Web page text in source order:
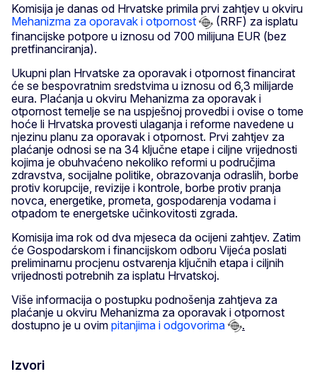
Komisija je danas od Hrvatske primila prvi zahtjev u okviru
Mehanizma za oporavak i otpornost
(RRF) za isplatu
financijske potpore u iznosu od 700 milijuna EUR (bez
pretfinanciranja).
Ukupni plan Hrvatske za oporavak i otpornost financirat
će se bespovratnim sredstvima u iznosu od 6,3 milijarde
eura. Plaćanja u okviru Mehanizma za oporavak i
otpornost temelje se na uspješnoj provedbi i ovise o tome
hoće li Hrvatska provesti ulaganja i reforme navedene u
njezinu planu za oporavak i otpornost. Prvi zahtjev za
plaćanje odnosi se na 34 ključne etape i ciljne vrijednosti
kojima je obuhvaćeno nekoliko reformi u područjima
zdravstva, socijalne politike, obrazovanja odraslih, borbe
protiv korupcije, revizije i kontrole, borbe protiv pranja
novca, energetike, prometa, gospodarenja vodama i
otpadom te energetske učinkovitosti zgrada.
Komisija ima rok od dva mjeseca da ocijeni zahtjev. Zatim
će Gospodarskom i financijskom odboru Vijeća poslati
preliminarnu procjenu ostvarenja ključnih etapa i ciljnih
vrijednosti potrebnih za isplatu Hrvatskoj.
Više informacija o postupku podnošenja zahtjeva za
plaćanje u okviru Mehanizma za oporavak i otpornost
dostupno je u ovim pitanjima i odgovorima .
Izvori